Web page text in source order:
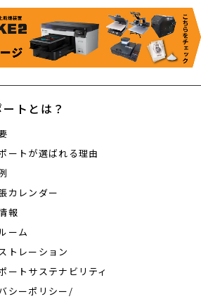
トとは？
ートが選ばれる理由
カレンダー
報
ーム
トレーション
ートサステナビリティ
シーポリシー/